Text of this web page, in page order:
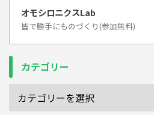
オモシロニクスLab
皆で勝手にものづくり(参加無料)
カテゴリー